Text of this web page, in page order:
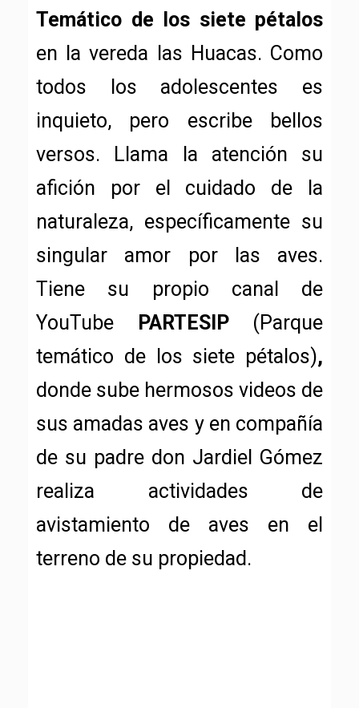
Temático de los siete pétalos
en la vereda las Huacas. Como
todos los adolescentes es
inquieto, pero escribe bellos
versos. Llama la atención su
afición por el cuidado de la
naturaleza, específicamente su
singular amor por las aves.
Tiene su propio canal de
YouTube
PARTESIP (Parque
temático de los siete pétalos),
donde sube hermosos videos de
sus amadas aves y en compañía
de su padre don Jardiel Gómez
realiza actividades de
avistamiento de aves en el
terreno de su propiedad.